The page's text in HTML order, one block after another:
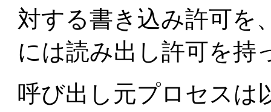
対する書き込み許可を
には読み出し許可を持
呼び出し元プロセスは